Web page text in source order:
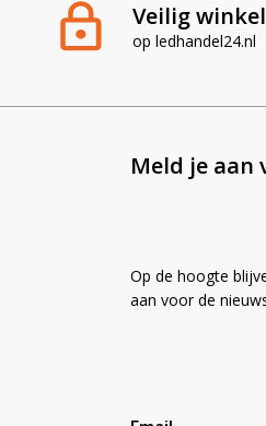
Veilig
op ledhandel24.nl
Meld je aan
Op de hoogte
aan voor de